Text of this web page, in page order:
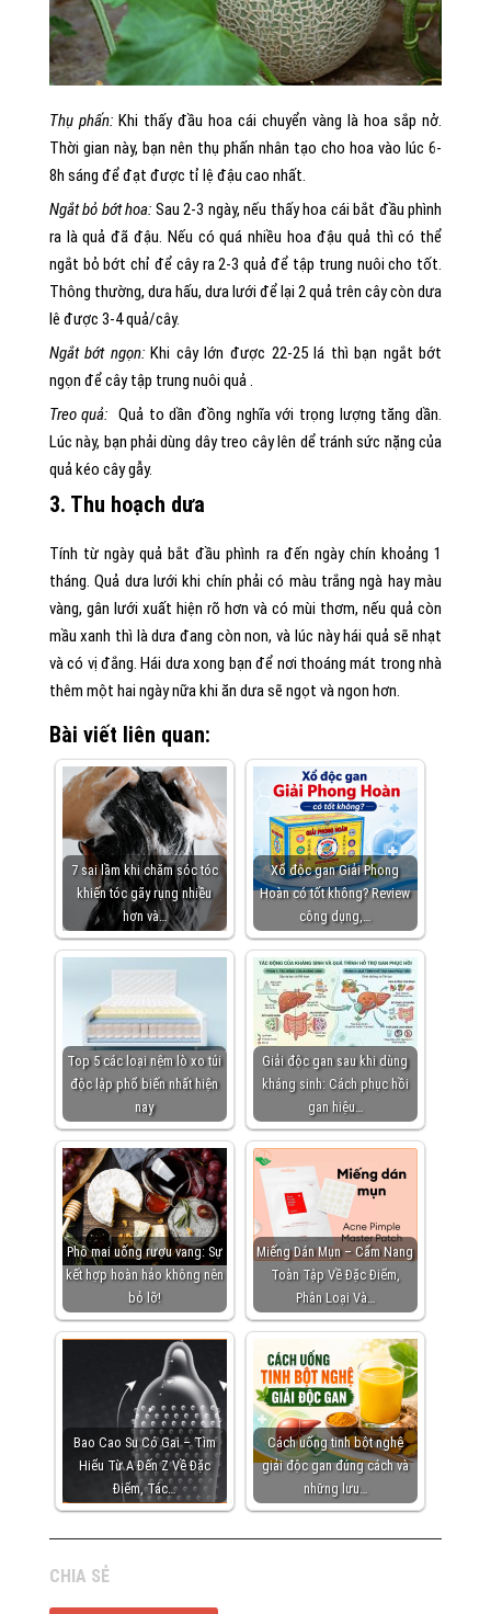
Thụ phấn: Khi thấy đầu hoa cái chuyển vàng là hoa sắp nở.
Thời gian này, bạn nên thụ phấn nhân tạo cho hoa vào lúc 6-
8h sáng để đạt được tỉ lệ đậu cao nhất.
Ngắt bỏ bớt hoa: Sau 2-3 ngày, nếu thấy hoa cái bắt đầu phình
ra là quả đã đậu. Nếu có quá nhiều hoa đậu quả thì có thể
ngắt bỏ bớt chỉ để cây ra 2-3 quả để tập trung nuôi cho tốt.
Thông thường, dưa hấu, dưa lưới để lại 2 quả trên cây còn dưa
lê được 3-4 quả/cây.
Ngắt bớt ngọn:Khi cây lớn được 22-25 lá thì bạn ngắt bớt
ngọn để cây tập trung nuôi quả .
Treo quả: Quả to dần đồng nghĩa với trọng lượng tăng dần.
Lúc này, bạn phải dùng dây treo cây lên dể tránh sức nặng của
quả kéo cây gẫy.
3. Thu hoạch dưa
Tính từ ngày quả bắt đầu phình ra đến ngày chín khoảng 1
tháng. Quả dưa lưới khi chín phải có màu trắng ngà hay màu
vàng, gân lưới xuất hiện rõ hơn và có mùi thơm, nếu quả còn
mầu xanh thì là dưa đang còn non, và lúc này hái quả sẽ nhạt
và có vị đắng. Hái dưa xong bạn để nơi thoáng mát trong nhà
thêm một hai ngày nữa khi ăn dưa sẽ ngọt và ngon hơn.
Bài viết liên quan:
7 sai lầm khi chăm sóc tóc
khiến tóc gãy rụng nhiều
hơn và…
Xổ độc gan Giải Phong
Hoàn có tốt không? Review
công dụng,…
Top 5 các loại nệm lò xo túi
độc lập phổ biến nhất hiện
nay
Giải độc gan sau khi dùng
kháng sinh: Cách phục hồi
gan hiệu…
Phô mai uống rượu vang: Sự
kết hợp hoàn hảo không nên
bỏ lỡ!
Miếng Dán Mụn – Cẩm Nang
Toàn Tập Về Đặc Điểm,
Phân Loại Và…
Bao Cao Su Có Gai – Tìm
Hiểu Từ A Đến Z Về Đặc
Điểm, Tác…
Cách uống tinh bột nghệ
giải độc gan đúng cách và
những lưu…
CHIA SẺ